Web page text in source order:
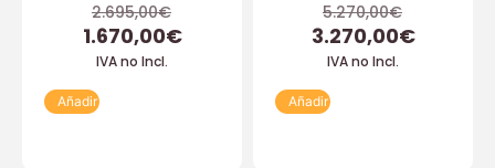
2.695,00€
1.670,00€
IVA no Incl.
Añadir
5.270,00€
3.270,00€
IVA no Incl.
Añadir